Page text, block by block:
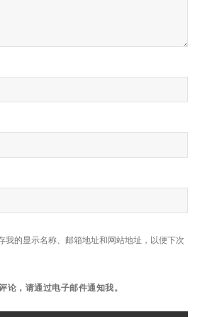
我的显示名称、邮箱地址和网站地址，以便下次
论，请通过电子邮件通知我。